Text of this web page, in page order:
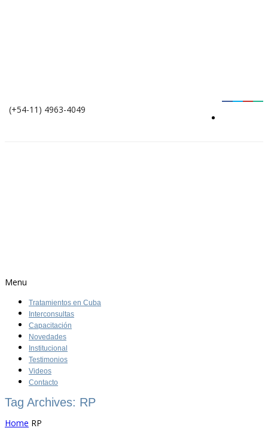
(+54-11) 4963-4049
Menu
Tratamientos en Cuba
Interconsultas
Capacitación
Novedades
Institucional
Testimonios
Videos
Contacto
Tag Archives: RP
Home RP